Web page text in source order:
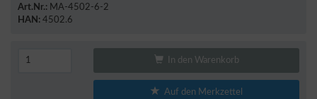
Art.Nr.: MA-4502-6-2
HAN: 4502.6
In den Warenkorb
Auf den Merkzettel